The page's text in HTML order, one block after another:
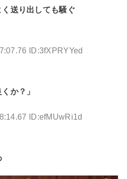
送り出しても騒ぐ
ID:3fXPRYYed
か？」
ID:efMUwRi1d